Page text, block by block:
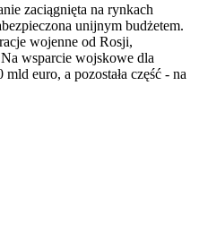
zaciągnięta na rynkach
unijnym budżetem.
wojenne od Rosji,
wsparcie wojskowe dla
euro, a pozostała część - na